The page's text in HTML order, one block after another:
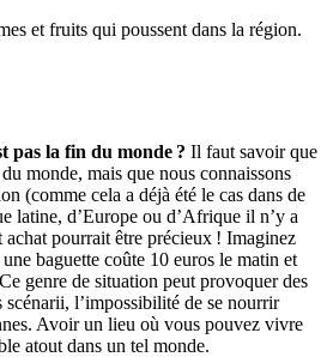
et fruits qui poussent dans la région.
pas la fin du monde ? Il faut savoir que
monde, mais que nous connaissons
(comme cela a déjà été le cas dans de
latine, d’Europe ou d’Afrique il n’y a
achat pourrait être précieux ! Imaginez
baguette coûte 10 euros le matin et
genre de situation peut provoquer des
scénarii, l’impossibilité de se nourrir
Avoir un lieu où vous pouvez vivre
atout dans un tel monde.